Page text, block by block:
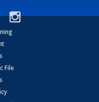
File